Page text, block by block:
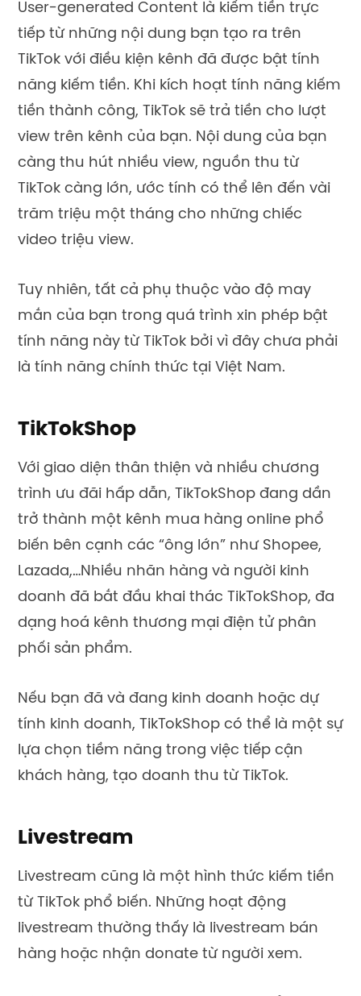
User-generated Content là kiếm tiền trực
tiếp từ những nội dung bạn tạo ra trên
TikTok với điều kiện kênh đã được bật tính
năng kiếm tiền. Khi kích hoạt tính năng kiếm
tiền thành công, TikTok sẽ trả tiền cho lượt
view trên kênh của bạn. Nội dung của bạn
càng thu hút nhiều view, nguồn thu từ
TikTok càng lớn, ước tính có thể lên đến vài
trăm triệu một tháng cho những chiếc
video triệu view.
Tuy nhiên, tất cả phụ thuộc vào độ may
mắn của bạn trong quá trình xin phép bật
tính năng này từ TikTok bởi vì đây chưa phải
là tính năng chính thức tại Việt Nam.
TikTokShop
Với giao diện thân thiện và nhiều chương
trình ưu đãi hấp dẫn, TikTokShop đang dần
trở thành một kênh mua hàng online phổ
biến bên cạnh các “ông lớn” như Shopee,
Lazada,…Nhiều nhãn hàng và người kinh
doanh đã bắt đầu khai thác TikTokShop, đa
dạng hoá kênh thương mại điện tử phân
phối sản phẩm.
Nếu bạn đã và đang kinh doanh hoặc dự
tính kinh doanh, TikTokShop có thể là một sự
lựa chọn tiềm năng trong việc tiếp cận
khách hàng, tạo doanh thu từ TikTok.
Livestream
Livestream cũng là một hình thức kiếm tiền
từ TikTok phổ biến. Những hoạt động
livestream thường thấy là livestream bán
hàng hoặc nhận donate từ người xem.